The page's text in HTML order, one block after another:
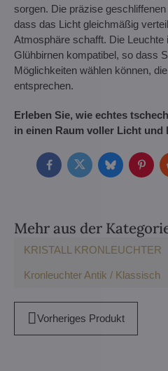
sorgen. Die präzise
dass das Licht gleichmäßig
Atmosphäre schafft. Die
Glühbirnen kompatibel, so dass
Möglichkeiten wählen können,
entsprechen.
Erleben Sie, wie echtes
in einen Raum voller Licht und
FacebookTwitterBluesky
Mehr aus der
KRISTALL KRONLEUCHTER
Kronleuchter Antik / Klassisch
Vorheriges Produkt